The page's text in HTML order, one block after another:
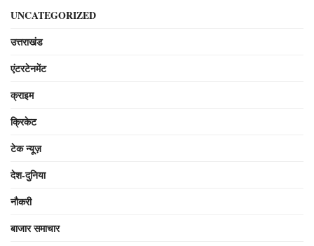
UNCATEGORIZED
उत्तराखंड
एंटरटेनमेंट
क्राइम
क्रिकेट
टेक न्यूज़
देश-दुनिया
नौकरी
बाजार समाचार